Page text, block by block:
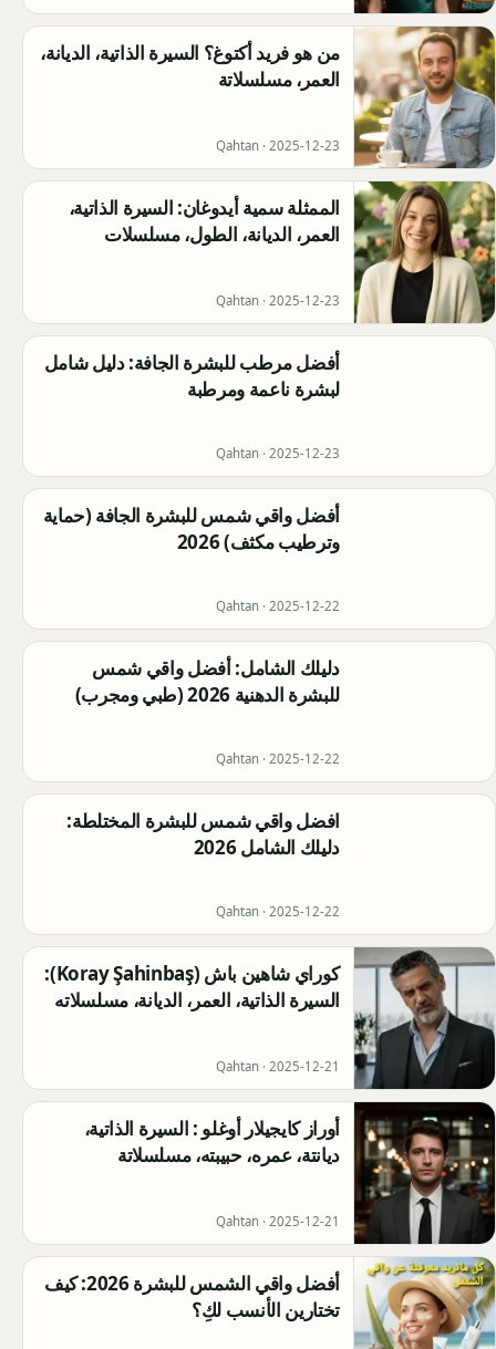
من هو فريد أكتوغ؟ السيرة الذاتية، الديانة،
العمر، مسلسلاتة
Qahtan · 2025-12-23
الممثلة سمية أيدوغان: السيرة الذاتية،
العمر، الديانة، الطول، مسلسلات
Qahtan · 2025-12-23
أفضل مرطب للبشرة الجافة: دليل شامل
لبشرة ناعمة ومرطبة
Qahtan · 2025-12-23
أفضل واقي شمس للبشرة الجافة (حماية
وترطيب مكثف) 2026
Qahtan · 2025-12-22
دليلك الشامل: أفضل واقي شمس
للبشرة الدهنية 2026 (طبي ومجرب)
Qahtan · 2025-12-22
افضل واقي شمس للبشرة المختلطة:
دليلك الشامل 2026
Qahtan · 2025-12-22
كوراي شاهين باش (Koray Şahinbaş):
السيرة الذاتية، العمر، الديانة، مسلسلاته
Qahtan · 2025-12-21
أوراز كايجيلار أوغلو : السيرة الذاتية،
ديانتة، عمره، حبيبته، مسلسلاتة
Qahtan · 2025-12-21
أفضل واقي الشمس للبشرة 2026: كيف
تختارين الأنسب لكِ؟